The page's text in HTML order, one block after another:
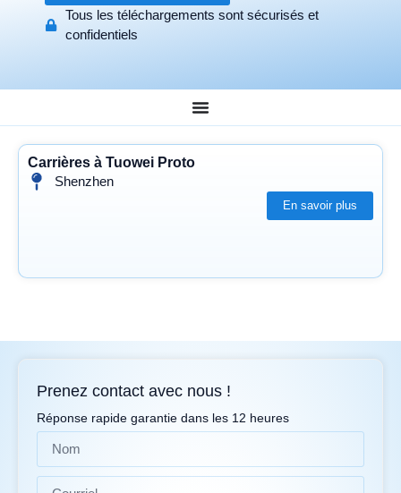
Tous les téléchargements sont sécurisés et
confidentiels
Carrières à Tuowei Proto
Shenzhen
En savoir plus
Prenez contact avec nous !
Réponse rapide garantie dans les 12 heures